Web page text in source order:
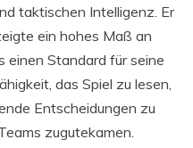
taktischen Intelligenz. Er
ein hohes Maß an
einen Standard für seine
das Spiel zu lesen,
Entscheidungen zu
zugutekamen.